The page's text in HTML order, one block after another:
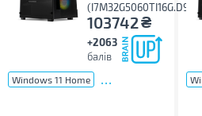
103742₴
+2063
балів
Windows 11 Home ...